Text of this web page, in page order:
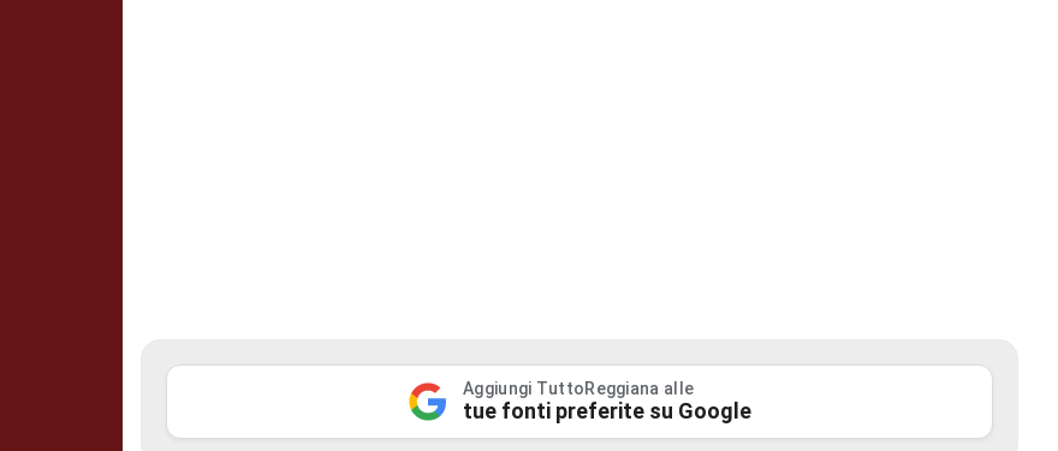
Aggiungi TuttoReggiana alle
tue fonti preferite su Google